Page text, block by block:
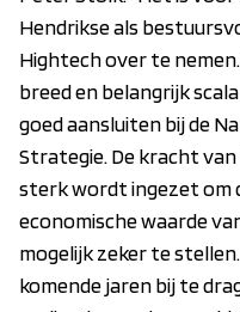
Hendrikse als
Hightech over te
breed en belangrijk
goed aansluiten bij de
Strategie. De kracht
sterk wordt ingezet om
economische waarde
mogelijk zeker te
komende jaren bij te